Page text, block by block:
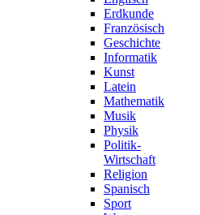
Erdkunde
Französisch
Geschichte
Informatik
Kunst
Latein
Mathematik
Musik
Physik
Politik-
Wirtschaft
Religion
Spanisch
Sport